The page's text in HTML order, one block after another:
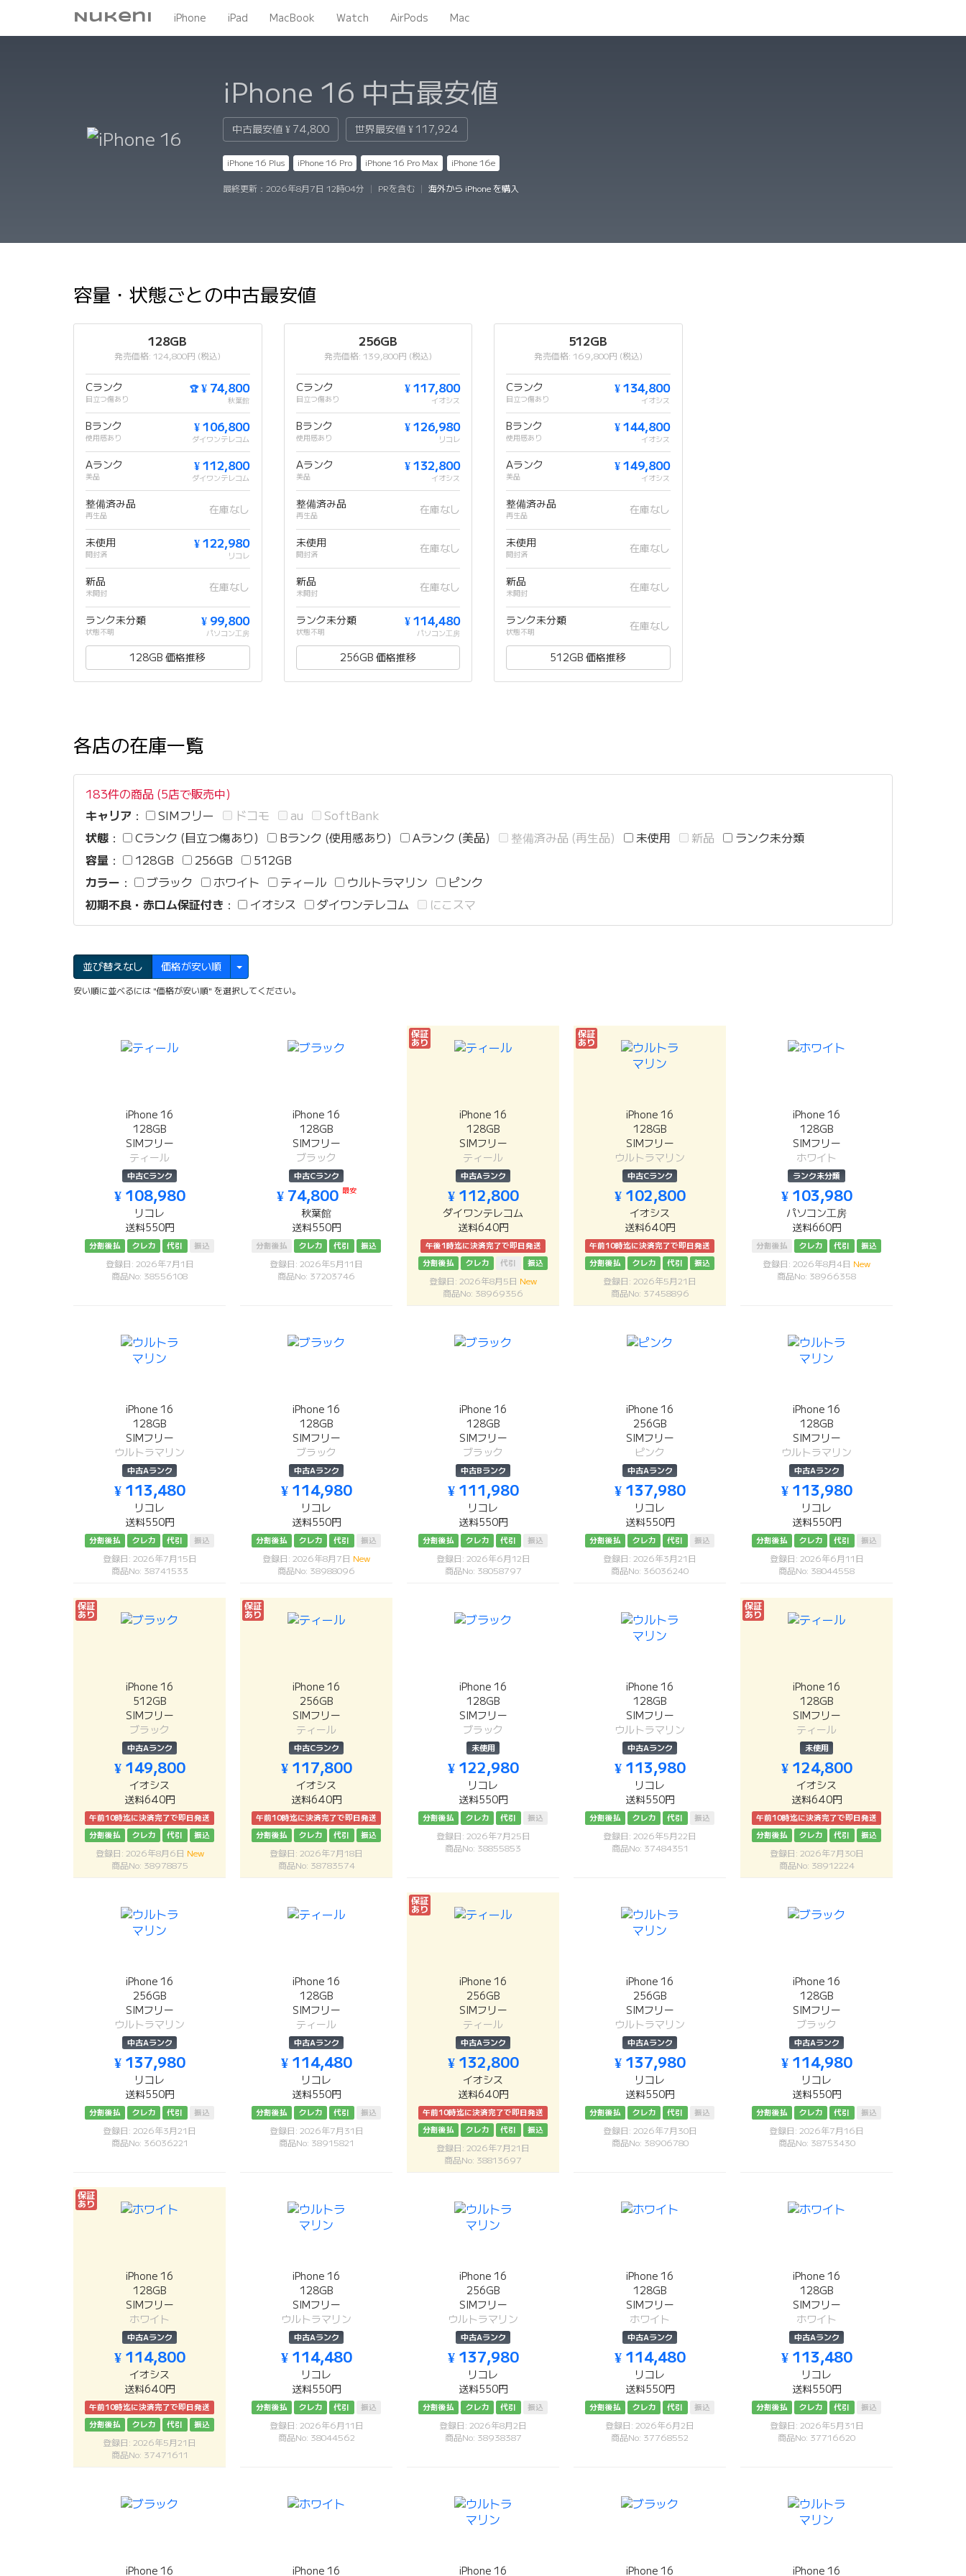
Nukeni iPhone iPad MacBook Watch AirPods Mac
iPhone 16 中古最安値
中古最安値 ¥ 74,800 世界最安値 ¥ 117,924
iPhone 16 Plus iPhone 16 Pro iPhone 16 Pro Max iPhone 16e
最終更新： 2026年8月7日 12時04分 PRを含む 海外から iPhone を購入
容量・状態ごとの中古最安値
128GB
発売価格: 124,800円 (税込)
Cランク
目立つ傷あり
🏆 ¥ 74,800
秋葉館
Bランク
使用感あり
¥ 106,800
ダイワンテレコム
Aランク
美品
¥ 112,800
ダイワンテレコム
整備済み品
再生品 在庫なし
未使用
開封済
¥ 122,980
リコレ
新品
未開封 在庫なし
ランク未分類
状態不明
¥ 99,800
パソコン工房
128GB 価格推移
256GB
発売価格: 139,800円 (税込)
Cランク
目立つ傷あり
¥ 117,800
イオシス
Bランク
使用感あり
¥ 126,980
リコレ
Aランク
美品
¥ 132,800
イオシス
整備済み品
再生品 在庫なし
未使用
開封済 在庫なし
新品
未開封 在庫なし
ランク未分類
状態不明
¥ 114,480
パソコン工房
256GB 価格推移
512GB
発売価格: 169,800円 (税込)
Cランク
目立つ傷あり
¥ 134,800
イオシス
Bランク
使用感あり
¥ 144,800
イオシス
Aランク
美品
¥ 149,800
イオシス
整備済み品
再生品 在庫なし
未使用
開封済 在庫なし
新品
未開封 在庫なし
ランク未分類
状態不明 在庫なし
512GB 価格推移
各店の在庫一覧
183件の商品 (5店で販売中)
キャリア ： SIMフリー ドコモ au
SoftBank
状態 ： Cランク (目立つ傷あり) Bランク (使用感あり) Aランク (美品) 整備済み品 (再生品) 未使用 新品
ランク未分類
容量 ： 128GB 256GB
512GB
カラー ： ブラック ホワイト ティール ウルトラマリン
ピンク
初期不良・赤ロム保証付き ： イオシス ダイワンテレコム にこスマ
並び替えなし 価格が安い順
安い順に並べるには "価格が安い順" を選択してください。
iPhone 16
128GB
SIMフリー
ティール
中古Cランク
¥ 108,980
リコレ
送料550円
分割後払 クレカ 代引 振込
登録日: 2026年7月1日
商品No: 38556108
iPhone 16
128GB
SIMフリー
ブラック
中古Cランク
¥ 74,800 最安
秋葉館
送料550円
分割後払 クレカ 代引 振込
登録日: 2026年5月11日
商品No: 37203746
保証
あり
iPhone 16
128GB
SIMフリー
ティール
中古Aランク
¥ 112,800
ダイワンテレコム
送料640円
午後1時迄に決済完了で即日発送
分割後払
クレカ 代引 振込
登録日: 2026年8月5日 New
商品No: 38969356
保証
あり
iPhone 16
128GB
SIMフリー
ウルトラマリン
中古Cランク
¥ 102,800
イオシス
送料640円
午前10時迄に決済完了で即日発送
分割後払
クレカ 代引 振込
登録日: 2026年5月21日
商品No: 37458896
iPhone 16
128GB
SIMフリー
ホワイト
ランク未分類
¥ 103,980
パソコン工房
送料660円
分割後払 クレカ 代引 振込
登録日: 2026年8月4日 New
商品No: 38966358
iPhone 16
128GB
SIMフリー
ウルトラマリン
中古Aランク
¥ 113,480
リコレ
送料550円
分割後払 クレカ 代引 振込
登録日: 2026年7月15日
商品No: 38741533
iPhone 16
128GB
SIMフリー
ブラック
中古Aランク
¥ 114,980
リコレ
送料550円
分割後払 クレカ 代引 振込
登録日: 2026年8月7日 New
商品No: 38988096
iPhone 16
128GB
SIMフリー
ブラック
中古Bランク
¥ 111,980
リコレ
送料550円
分割後払 クレカ 代引 振込
登録日: 2026年6月12日
商品No: 38058797
iPhone 16
256GB
SIMフリー
ピンク
中古Aランク
¥ 137,980
リコレ
送料550円
分割後払 クレカ 代引 振込
登録日: 2026年3月21日
商品No: 36036240
iPhone 16
128GB
SIMフリー
ウルトラマリン
中古Aランク
¥ 113,980
リコレ
送料550円
分割後払 クレカ 代引 振込
登録日: 2026年6月11日
商品No: 38044558
保証
あり
iPhone 16
512GB
SIMフリー
ブラック
中古Aランク
¥ 149,800
イオシス
送料640円
午前10時迄に決済完了で即日発送
分割後払
クレカ 代引 振込
登録日: 2026年8月6日 New
商品No: 38978875
保証
あり
iPhone 16
256GB
SIMフリー
ティール
中古Cランク
¥ 117,800
イオシス
送料640円
午前10時迄に決済完了で即日発送
分割後払
クレカ 代引 振込
登録日: 2026年7月18日
商品No: 38783574
iPhone 16
128GB
SIMフリー
ブラック
未使用
¥ 122,980
リコレ
送料550円
分割後払 クレカ 代引 振込
登録日: 2026年7月25日
商品No: 38855853
iPhone 16
128GB
SIMフリー
ウルトラマリン
中古Aランク
¥ 113,980
リコレ
送料550円
分割後払 クレカ 代引 振込
登録日: 2026年5月22日
商品No: 37484351
保証
あり
iPhone 16
128GB
SIMフリー
ティール
未使用
¥ 124,800
イオシス
送料640円
午前10時迄に決済完了で即日発送
分割後払
クレカ 代引 振込
登録日: 2026年7月30日
商品No: 38912224
iPhone 16
256GB
SIMフリー
ウルトラマリン
中古Aランク
¥ 137,980
リコレ
送料550円
分割後払 クレカ 代引 振込
登録日: 2026年3月21日
商品No: 36036221
iPhone 16
128GB
SIMフリー
ティール
中古Aランク
¥ 114,480
リコレ
送料550円
分割後払 クレカ 代引 振込
登録日: 2026年7月31日
商品No: 38915821
保証
あり
iPhone 16
256GB
SIMフリー
ティール
中古Aランク
¥ 132,800
イオシス
送料640円
午前10時迄に決済完了で即日発送
分割後払
クレカ 代引 振込
登録日: 2026年7月21日
商品No: 38813697
iPhone 16
256GB
SIMフリー
ウルトラマリン
中古Aランク
¥ 137,980
リコレ
送料550円
分割後払 クレカ 代引 振込
登録日: 2026年7月30日
商品No: 38906780
iPhone 16
128GB
SIMフリー
ブラック
中古Aランク
¥ 114,980
リコレ
送料550円
分割後払 クレカ 代引 振込
登録日: 2026年7月16日
商品No: 38753430
保証
あり
iPhone 16
128GB
SIMフリー
ホワイト
中古Aランク
¥ 114,800
イオシス
送料640円
午前10時迄に決済完了で即日発送
分割後払
クレカ 代引 振込
登録日: 2026年5月21日
商品No: 37471611
iPhone 16
128GB
SIMフリー
ウルトラマリン
中古Aランク
¥ 114,480
リコレ
送料550円
分割後払 クレカ 代引 振込
登録日: 2026年6月11日
商品No: 38044562
iPhone 16
256GB
SIMフリー
ウルトラマリン
中古Aランク
¥ 137,980
リコレ
送料550円
分割後払 クレカ 代引 振込
登録日: 2026年8月2日
商品No: 38938387
iPhone 16
128GB
SIMフリー
ホワイト
中古Aランク
¥ 114,480
リコレ
送料550円
分割後払 クレカ 代引 振込
登録日: 2026年6月2日
商品No: 37768552
iPhone 16
128GB
SIMフリー
ホワイト
中古Aランク
¥ 113,480
リコレ
送料550円
分割後払 クレカ 代引 振込
登録日: 2026年5月31日
商品No: 37716620
iPhone 16 iPhone 16 iPhone 16 iPhone 16 iPhone 16